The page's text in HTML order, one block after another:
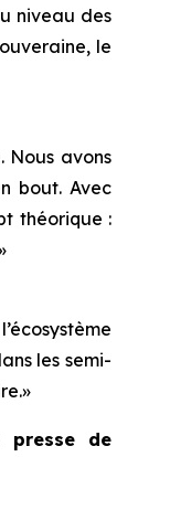
niveau des
le
Nous avons
bout. Avec
théorique :
les semi-
presse de